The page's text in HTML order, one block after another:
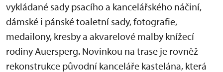
vykládané sady psacího a kancelářského náčiní,
dámské i pánské toaletní sady, fotografie,
medailony, kresby a akvarelové malby knížecí
rodiny Auersperg. Novinkou na trase je rovněž
rekonstrukce původní kanceláře kastelána, která